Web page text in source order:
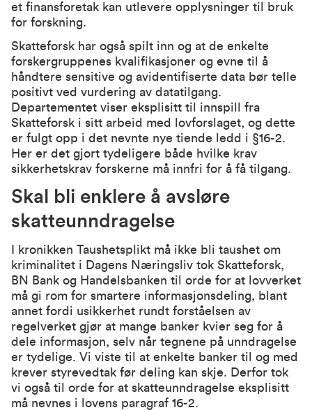
et finansforetak kan utlevere opplysninger til bruk
for forskning.
Skatteforsk har også spilt inn og at de enkelte
forskergruppenes kvalifikasjoner og evne til å
håndtere sensitive og avidentifiserte data bør telle
positivt ved vurdering av datatilgang.
Departementet viser eksplisitt til innspill fra
Skatteforsk i sitt arbeid med lovforslaget, og dette
er fulgt opp i det nevnte nye tiende ledd i §16-2.
Her er det gjort tydeligere både hvilke krav
sikkerhetskrav forskerne må innfri for å få tilgang.
Skal bli enklere å avsløre
skatteunndragelse
I kronikken Taushetsplikt må ikke bli taushet om
kriminalitet i Dagens Næringsliv tok Skatteforsk,
BN Bank og Handelsbanken til orde for at lovverket
må gi rom for smartere informasjonsdeling, blant
annet fordi usikkerhet rundt forståelsen av
regelverket gjør at mange banker kvier seg for å
dele informasjon, selv når tegnene på unndragelse
er tydelige. Vi viste til at enkelte banker til og med
krever styrevedtak før deling kan skje. Derfor tok
vi også til orde for at skatteunndragelse eksplisitt
må nevnes i lovens paragraf 16-2.